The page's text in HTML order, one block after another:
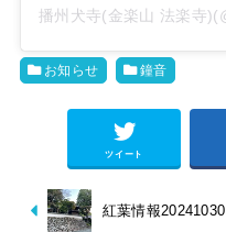
お知らせ 鐘音
ツイート
紅葉情報20241030